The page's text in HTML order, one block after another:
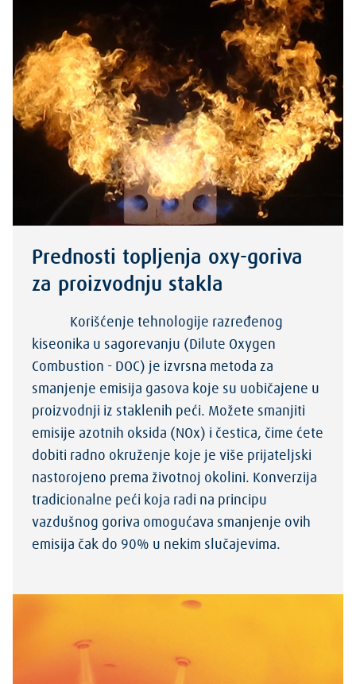
Prednosti topljenja oxy-goriva
za proizvodnju stakla
Korišćenje tehnologije razređenog
kiseonika u sagorevanju (Dilute Oxygen
Combustion - DOC) je izvrsna metoda za
smanjenje emisija gasova koje su uobičajene u
proizvodnji iz staklenih peći. Možete smanjiti
emisije azotnih oksida (NOx) i čestica, čime ćete
dobiti radno okruženje koje je više prijateljski
nastorojeno prema životnoj okolini. Konverzija
tradicionalne peći koja radi na principu
vazdušnog goriva omogućava smanjenje ovih
emisija čak do 90% u nekim slučajevima.